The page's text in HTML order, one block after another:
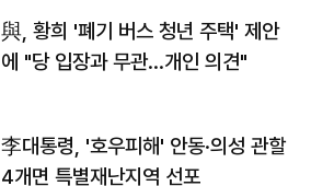
與, 황희 '폐기 버스 청년 주택' 제안
에 "당 입장과 무관…개인 의견"
李대통령, '호우피해' 안동·의성 관할
4개면 특별재난지역 선포